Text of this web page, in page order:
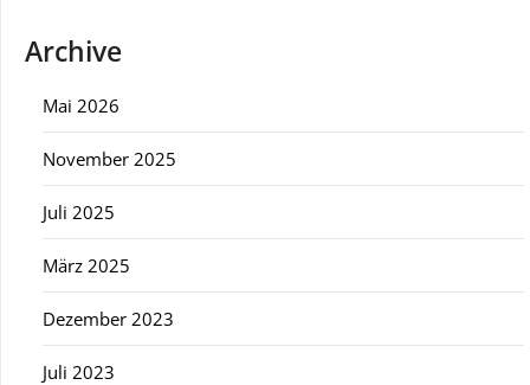
Archive
Mai 2026
November 2025
Juli 2025
März 2025
Dezember 2023
Juli 2023